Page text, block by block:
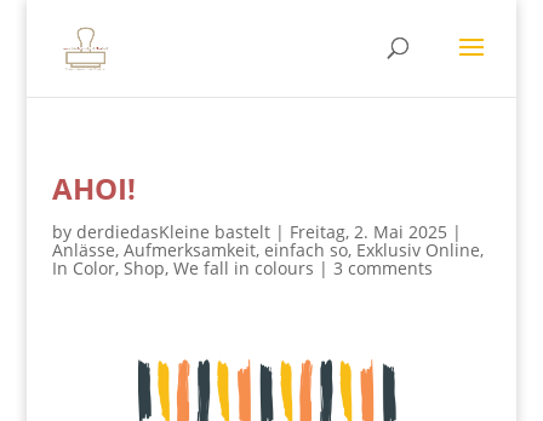
AHOI!
by derdiedasKleine bastelt| Freitag, 2. Mai 2025 |
Anlässe, Aufmerksamkeit, einfach so, Exklusiv Online,
In Color, Shop, We fall in colours | 3 comments